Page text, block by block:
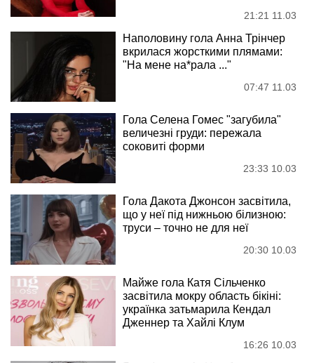
21:21 11.03
Наполовину гола Анна Трінчер
вкрилася жорсткими плямами:
"На мене на*рала ..."
07:47 11.03
Гола Селена Гомес "загубила"
величезні груди: пережала
соковиті форми
23:33 10.03
Гола Дакота Джонсон засвітила,
що у неї під нижньою білизною:
труси – точно не для неї
20:30 10.03
Майже гола Катя Сільченко
засвітила мокру область бікіні:
українка затьмарила Кендал
Дженнер та Хайлі Клум
16:26 10.03